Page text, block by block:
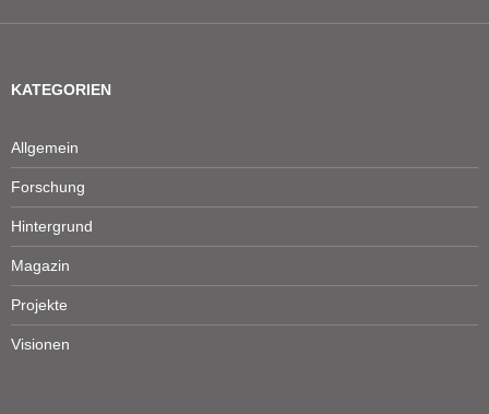
KATEGORIEN
Allgemein
Forschung
Hintergrund
Magazin
Projekte
Visionen